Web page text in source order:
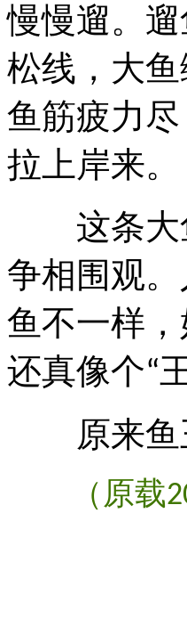
慢慢遛。
松线，大
鱼筋疲力
拉上岸来。
这条大鱼
争相围观
鱼不一样
还真像个“
原来鱼
（原载